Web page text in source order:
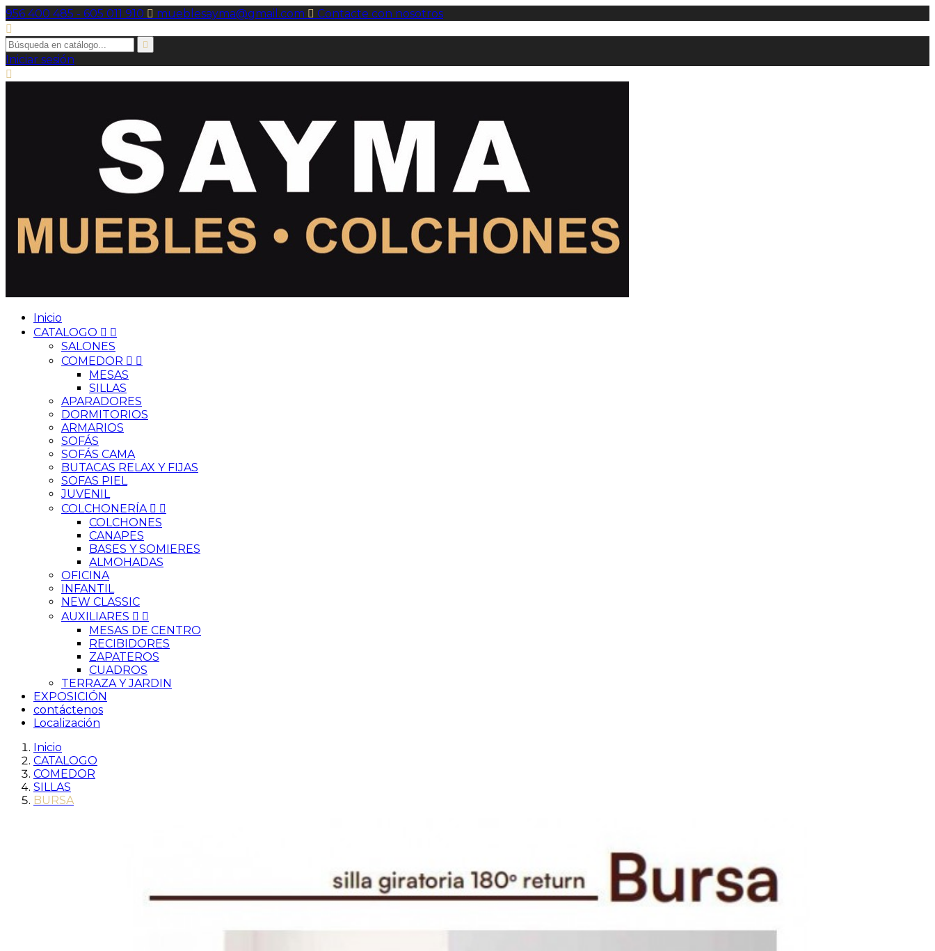
956 400 485 - 605 011 910  mueblesayma@gmail.com  Contacte con nosotros


Iniciar sesión

Inicio
CATALOGO  
SALONES
COMEDOR  
MESAS
SILLAS
APARADORES
DORMITORIOS
ARMARIOS
SOFÁS
SOFÁS CAMA
BUTACAS RELAX Y FIJAS
SOFAS PIEL
JUVENIL
COLCHONERÍA  
COLCHONES
CANAPES
BASES Y SOMIERES
ALMOHADAS
OFICINA
INFANTIL
NEW CLASSIC
AUXILIARES  
MESAS DE CENTRO
RECIBIDORES
ZAPATEROS
CUADROS
TERRAZA Y JARDIN
EXPOSICIÓN
contáctenos
Localización
Inicio
CATALOGO
COMEDOR
SILLAS
BURSA